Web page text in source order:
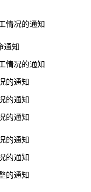
情况的通知
通知
情况的通知
的通知
的通知
的通知
的通知
的通知
的通知